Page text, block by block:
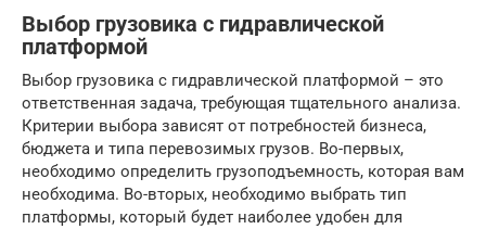
Выбор грузовика с гидравлической
платформой
Выбор грузовика с гидравлической платформой – это
ответственная задача, требующая тщательного анализа.
Критерии выбора зависят от потребностей бизнеса,
бюджета и типа перевозимых грузов. Во-первых,
необходимо определить грузоподъемность, которая вам
необходима. Во-вторых, необходимо выбрать тип
платформы, который будет наиболее удобен для